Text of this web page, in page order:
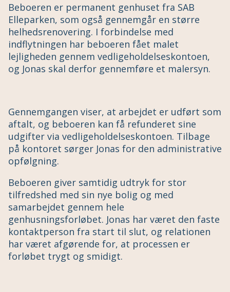
Beboeren er permanent genhuset fra SAB
Elleparken, som også gennemgår en større
helhedsrenovering. I forbindelse med
indflytningen har beboeren fået malet
lejligheden gennem vedligeholdelseskontoen,
og Jonas skal derfor gennemføre et malersyn.
Gennemgangen viser, at arbejdet er udført som
aftalt, og beboeren kan få refunderet sine
udgifter via vedligeholdelseskontoen. Tilbage
på kontoret sørger Jonas for den administrative
opfølgning.
Beboeren giver samtidig udtryk for stor
tilfredshed med sin nye bolig og med
samarbejdet gennem hele
genhusningsforløbet. Jonas har været den faste
kontaktperson fra start til slut, og relationen
har været afgørende for, at processen er
forløbet trygt og smidigt.